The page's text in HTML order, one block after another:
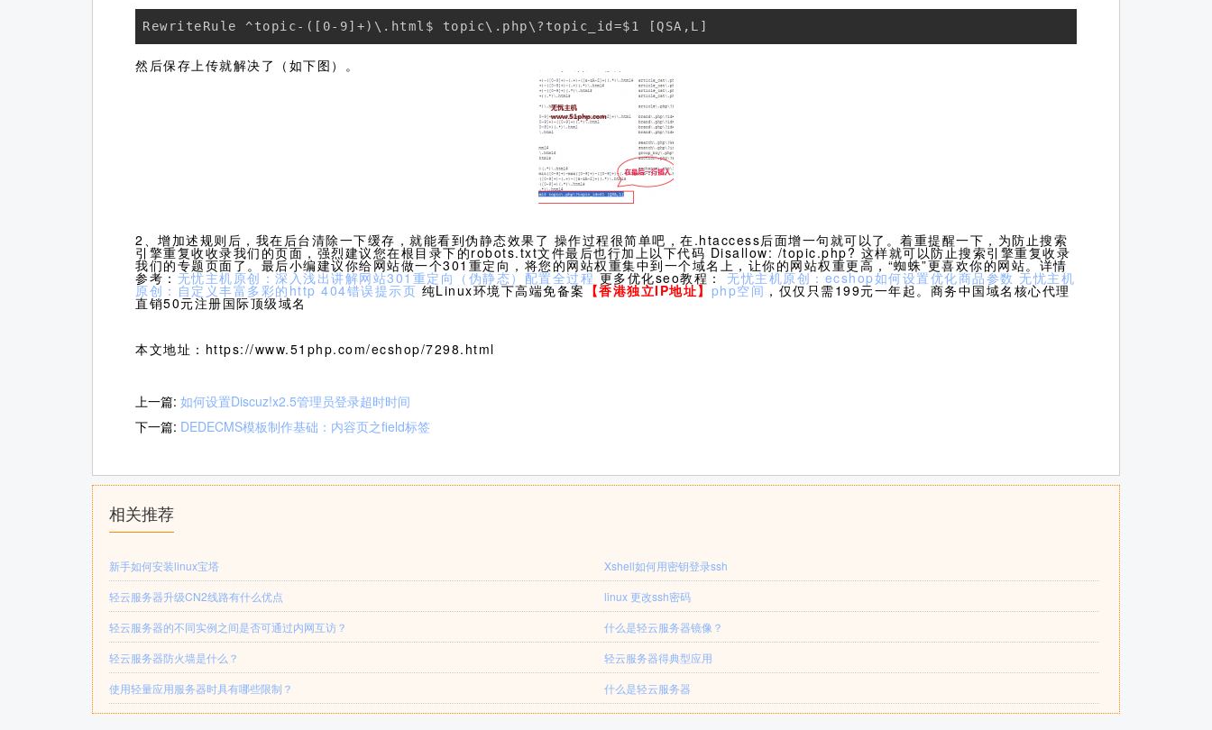
RewriteRule ^topic-([0-9]+)\.html$ topic\.php\?topic_id=$1 [QSA,L]
然后保存上传就解决了（如下图）。
2、增加述规则后，我在后台清除一下缓存，就能看到伪静态效果了 操作过程很简单吧，在.htaccess后面增一句就可以了。着重提醒一下，为防止搜索
引擎重复收收录我们的页面，强烈建议您在根目录下的robots.txt文件最后也行加上以下代码 Disallow: /topic.php? 这样就可以防止搜索引擎重复收录
我们的专题页面了。最后小编建议你给网站做一个301重定向，将您的网站权重集中到一个域名上，让你的网站权重更高，“蜘蛛”更喜欢你的网站。详情
参考：无忧主机原创：深入浅出讲解网站301重定向（伪静态）配置全过程 更多优化seo教程：无忧主机原创：ecshop如何设置优化商品参数 无忧主机
原创：自定义丰富多彩的http 404错误提示页纯Linux环境下高端免备案【香港独立IP地址】 php空间，仅仅只需199元一年起。商务中国域名核心代理
直销50元注册国际顶级域名
本文地址：https://www.51php.com/ecshop/7298.html
上一篇: 如何设置Discuz!x2.5管理员登录超时时间
下一篇: DEDECMS模板制作基础：内容页之field标签
相关推荐
新手如何安装linux宝塔
Xshell如何用密钥登录ssh
轻云服务器升级CN2线路有什么优点
linux 更改ssh密码
轻云服务器的不同实例之间是否可通过内网互访？
什么是轻云服务器镜像？
轻云服务器防火墙是什么？
轻云服务器得典型应用
使用轻量应用服务器时具有哪些限制？
什么是轻云服务器